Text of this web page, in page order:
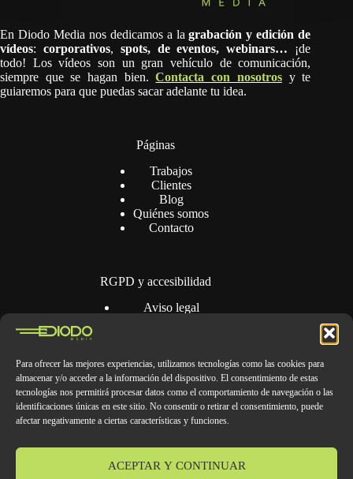
Para ofrecer las mejores experiencias, utilizamos tecnologías como las cookies para
almacenar y/o acceder a la información del dispositivo. El consentimiento de estas
tecnologías nos permitirá procesar datos como el comportamiento de navegación o las
identificaciones únicas en este sitio. No consentir o retirar el consentimiento, puede
afectar negativamente a ciertas características y funciones.
ACEPTAR Y CONTINUAR
En Diodo Media nos dedicamos a lagrabación y edición de
vídeos: corporativos, spots, de eventos, webinars… ¡de
todo! Los vídeos son un gran vehículo de comunicación,
siempre que se hagan bien.Contacta con nosotrosy te
guiaremos para que puedas sacar adelante tu idea.
Páginas
Trabajos
Clientes
Blog
Quiénes somos
Contacto
RGPD y accesibilidad
Aviso legal
Contacto
javi.rumi@diodomedia.es
pablo.marti@diodomedia.es